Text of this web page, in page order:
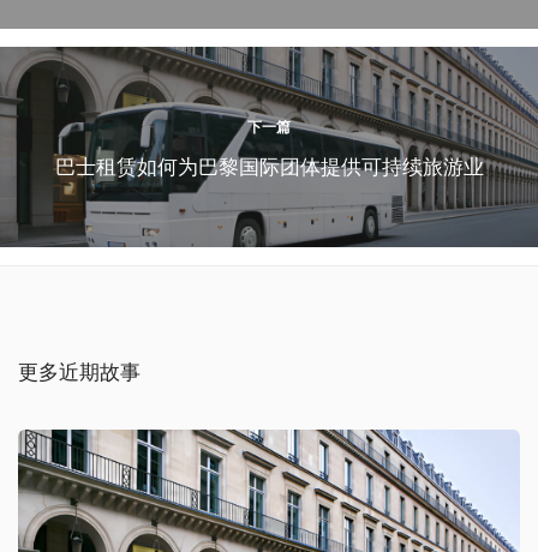
下一篇
巴士租赁如何为巴黎国际团体提供可持续旅游业
更多近期故事